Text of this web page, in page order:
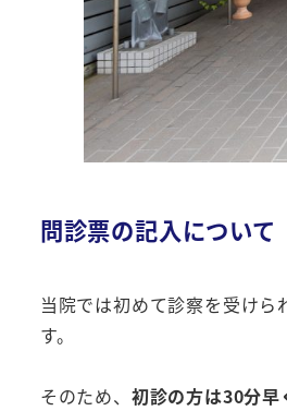
問診票の記入について
当院では初めて診察を受けら
す。
そのため、 初診の方は30分